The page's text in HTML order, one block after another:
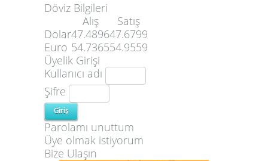
Döviz Bilgileri
Alış
Satış
Dolar47.489647.6799
Euro 54.736554.9559
Üyelik Girişi
Kullanıcı adı
Şifre
Parolamı unuttum
Üye olmak istiyorum
Bize Ulaşın